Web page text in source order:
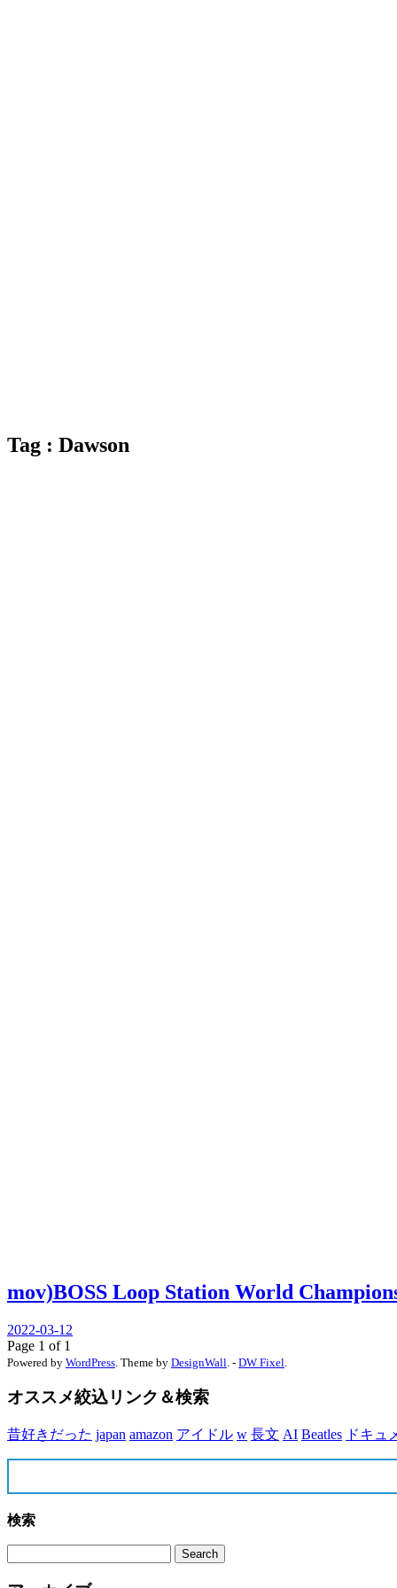
Tag : Dawson
mov)BOSS Loop Station World
2022-03-12
Page 1 of 1
Powered by WordPress . Theme by DesignWall . - DW Fixel
オススメ絞込リンク＆検索
昔好きだった japan amazon アイドル w 長文 AI Beatles ドキュ
検索